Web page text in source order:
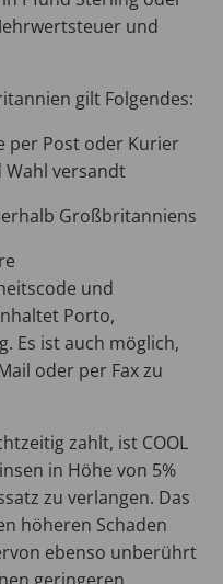
und
gilt Folgendes:
per Post oder Kurier
Wahl versandt
Großbritanniens
und
Porto,
Es ist auch möglich,
oder per Fax zu
zahlt, ist COOL
in Höhe von 5%
zu verlangen. Das
höheren Schaden
ebenso unberührt